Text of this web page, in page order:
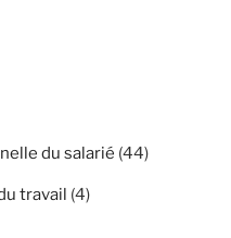
du salarié (44)
travail (4)